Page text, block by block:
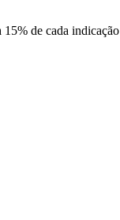
15% de cada indicação